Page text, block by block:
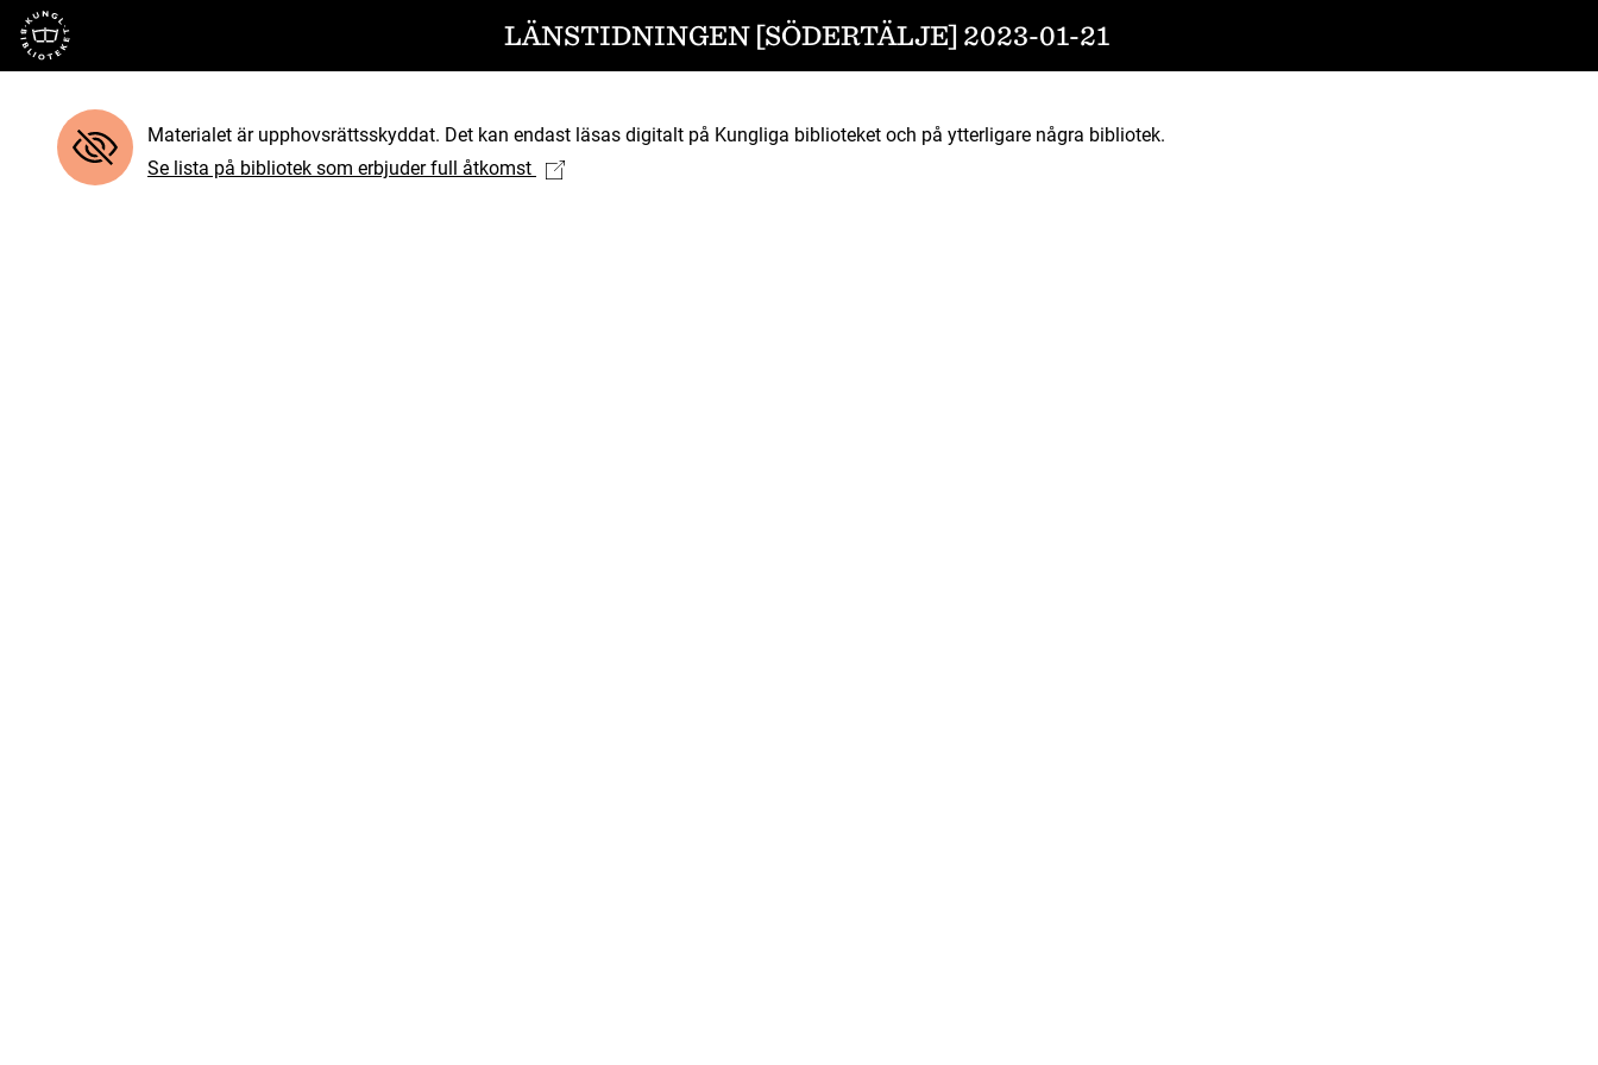
Till startsidan LÄNSTIDNINGEN [SÖDERTÄLJE] 2023-01-21
Materialet är upphovsrättsskyddat. Det kan endast läsas digitalt på Kungliga biblioteket och på ytterligare några bibliotek.
Se lista på bibliotek som erbjuder full åtkomst